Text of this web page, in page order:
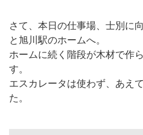
さて、本日の仕事場、士別に
と旭川駅のホームへ。
ホームに続く階段が木材で作
す。
エスカレータは使わず、あえ
た。